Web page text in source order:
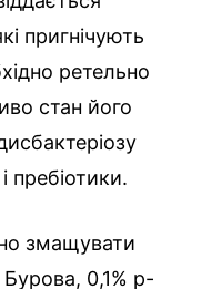
пригнічують
ретельно
стан його
пребіотики.
змащувати
0,1% р-